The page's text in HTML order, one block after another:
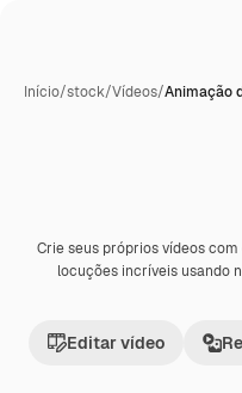
Início/stock/Vídeos/Animação
PremiumGerada com IA
Crie seus próprios vídeos com
locuções incríveis usando
Editar vídeo